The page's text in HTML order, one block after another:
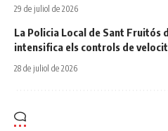
29 de juliol de 2026
La Policia Local de Sant Fruitós
intensifica els controls de
28 de juliol de 2026